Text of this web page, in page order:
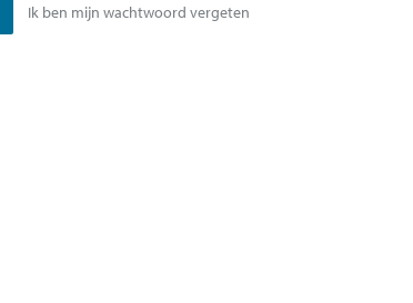
Ik ben mijn wachtwoord vergeten